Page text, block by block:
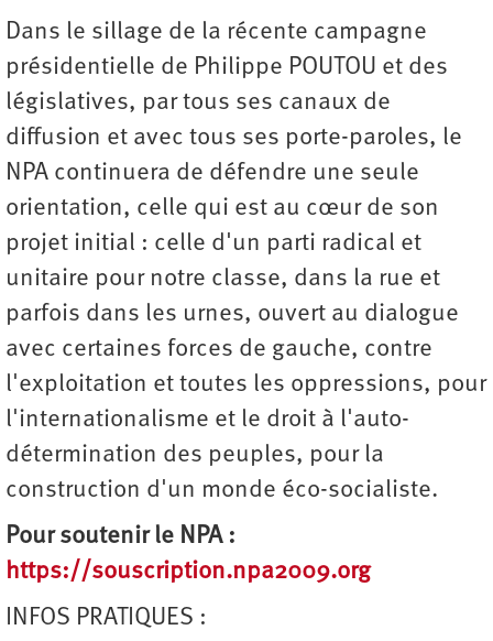
Dans le sillage de la récente campagne
présidentielle de Philippe POUTOU et des
législatives, par tous ses canaux de
diffusion et avec tous ses porte-paroles, le
NPA continuera de défendre une seule
orientation, celle qui est au cœur de son
projet initial : celle d'un parti radical et
unitaire pour notre classe, dans la rue et
parfois dans les urnes, ouvert au dialogue
avec certaines forces de gauche, contre
l'exploitation et toutes les oppressions, pour
l'internationalisme et le droit à l'auto-
détermination des peuples, pour la
construction d'un monde éco-socialiste.
Pour soutenir le NPA :
https://souscription.npa2009.org
INFOS PRATIQUES :